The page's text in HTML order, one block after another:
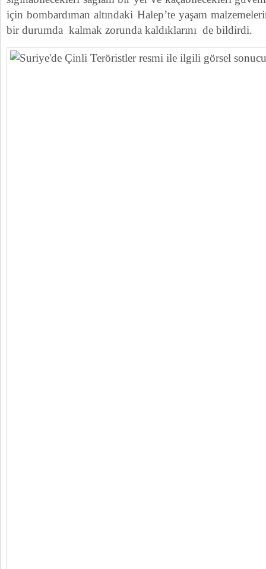
için bombardıman altındaki Halep’te yaşam
bir durumda kalmak zorunda kaldıklarını de bildirdi.